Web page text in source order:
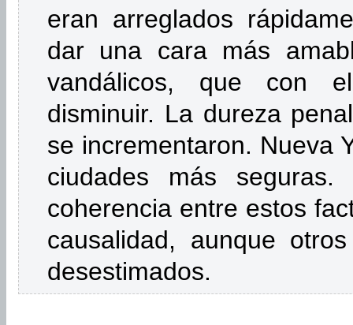
eran arreglados
dar una cara más
vandálicos, que con
disminuir. La dureza
se incrementaron. Nueva
ciudades más
coherencia entre estos
causalidad, aunque
desestimados.